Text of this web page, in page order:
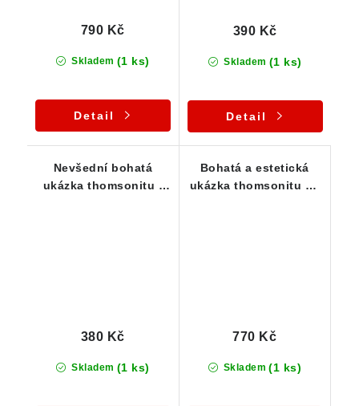
Skladem (1 ks)
790 Kč
Detail
Skladem (1 ks)
390 Kč
Detail
Nevšední bohatá
ukázka thomsonitu -
Skladem (1 ks)
380 Kč
Bohatá a estetická
ukázka thomsonitu na
Skladem (1 ks)
770 Kč